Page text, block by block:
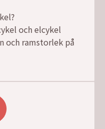
och elcykel
och ramstorlek på